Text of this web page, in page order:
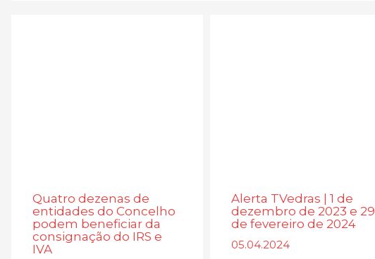
Quatro dezenas de
entidades do Concelho
podem beneficiar da
consignação do IRS e
IVA
Alerta TVedras | 1 de
dezembro de 2023 e 29
de fevereiro de 2024
05.04.2024